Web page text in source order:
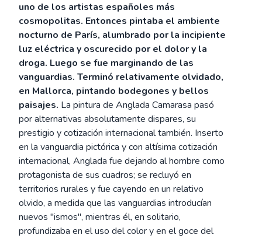
uno de los artistas españoles más
cosmopolitas. Entonces pintaba el ambiente
nocturno de París, alumbrado por la incipiente
luz eléctrica y oscurecido por el dolor y la
droga. Luego se fue marginando de las
vanguardias. Terminó relativamente olvidado,
en Mallorca, pintando bodegones y bellos
paisajes. La pintura de Anglada Camarasa pasó
por alternativas absolutamente dispares, su
prestigio y cotización internacional también. Inserto
en la vanguardia pictórica y con altísima cotización
internacional, Anglada fue dejando al hombre como
protagonista de sus cuadros; se recluyó en
territorios rurales y fue cayendo en un relativo
olvido, a medida que las vanguardias introducían
nuevos "ismos", mientras él, en solitario,
profundizaba en el uso del color y en el goce del